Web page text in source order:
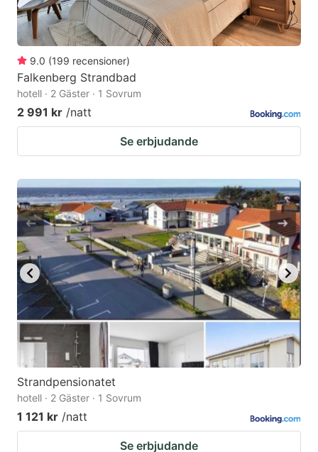
9.0 (199 recensioner)
Falkenberg Strandbad
hotell · 2 Gäster · 1 Sovrum
2 991 kr /natt
Se erbjudande
Strandpensionatet
hotell · 2 Gäster · 1 Sovrum
1 121 kr /natt
Se erbjudande